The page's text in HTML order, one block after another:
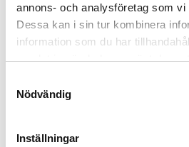
annons- och analysföretag som vi
Dessa kan i sin tur kombinera
information som du har
samlat in när du har använt deras
Nödvändig
Inställningar